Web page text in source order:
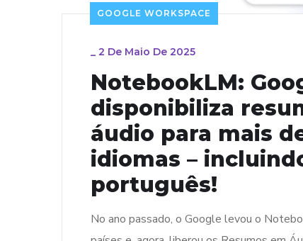
GOOGLE WORKSPACE
_ 2 De Maio De 2025
NotebookLM:
disponibiliza
áudio para mais
idiomas –
português!
No ano passado, o Google levou o